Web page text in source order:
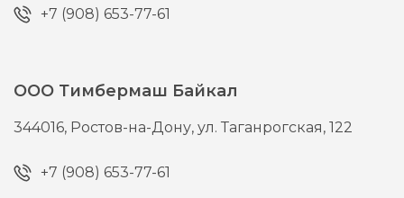
+7 (908) 653-77-61
ООО Тимбермаш Байкал
344016, Ростов-на-Дону,ул. Таганрогская, 122
+7 (908) 653-77-61